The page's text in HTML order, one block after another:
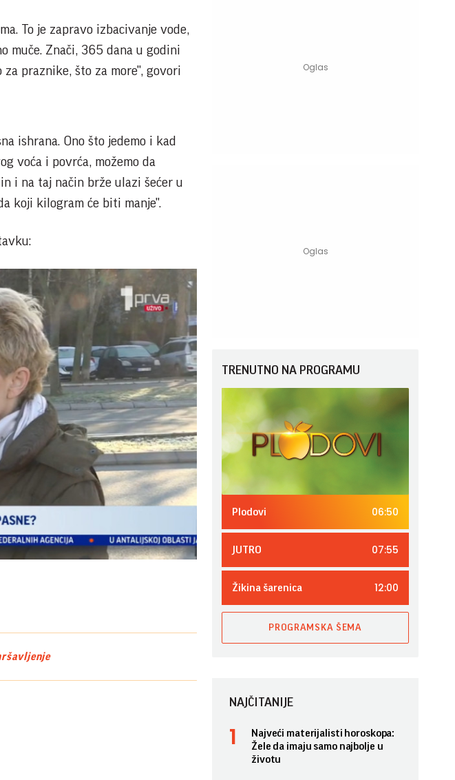
To je zapravo izbacivanje vode,
muče. Znači, 365 dana u godini
praznike, što za more", govori
ishrana. Ono što jedemo i kad
voća i povrća, možemo da
i na taj način brže ulazi šećer u
koji kilogram će biti manje".
TRENUTNO NA PROGRAMU
Plodovi 06:50
JUTRO 07:55
Žikina šarenica 12:00
PROGRAMSKA ŠEMA
NAJČITANIJE
Najveći materijalisti horoskopa:
Žele da imaju samo najbolje u
životu